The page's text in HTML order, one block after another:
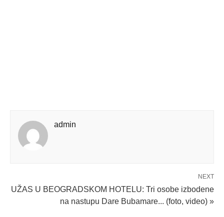
admin
NEXT
UŽAS U BEOGRADSKOM HOTELU: Tri osobe izbodene
na nastupu Dare Bubamare... (foto, video) »